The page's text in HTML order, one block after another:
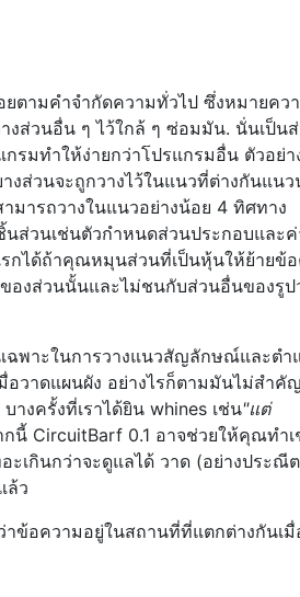
ตามคำจำกัดความทั่วไป ซึ่งหมายคว
งส่วนอื่น ๆ ไว้ใกล้ ๆ ซ่อมมัน. นั่นเป็น
รมทำให้ง่ายกว่าโปรแกรมอื่น ตัวอย่า
งส่วนจะถูกวางไว้ในแนวที่ต่างกันแน
มารถวางในแนวอย่างน้อย 4 ทิศทาง
นส่วนเช่นตัวกำหนดส่วนประกอบและค่
กได้ถ้าคุณหมุนส่วนที่เป็นหุ้นให้ย้ายข้
องส่วนนั้นและไม่ชนกับส่วนอื่นของรูป
ฉพาะในการวางแนวสัญลักษณ์และตำ
อวาดแผนผัง อย่างไรก็ตามมันไม่สำ
างครั้งที่เราได้ยิน whines เช่น"แต่
นี้ CircuitBarf 0.1 อาจช่วยให้คุณทำ
ะเกินกว่าจะดูแลได้ วาด (อย่างประณี
ล้ว
ข้อความอยู่ในสถานที่ที่แตกต่างกันเมื่